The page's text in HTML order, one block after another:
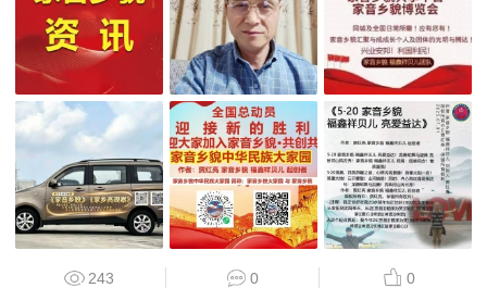
243 0 0